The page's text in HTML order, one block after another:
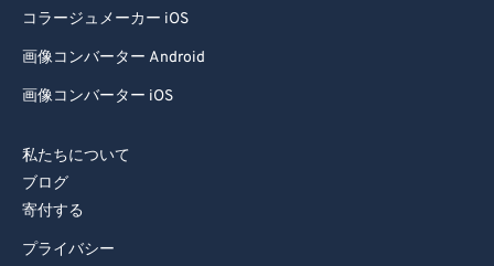
コラージュメーカー iOS
画像コンバーター Android
画像コンバーター iOS
私たちについて
ブログ
寄付する
プライバシー